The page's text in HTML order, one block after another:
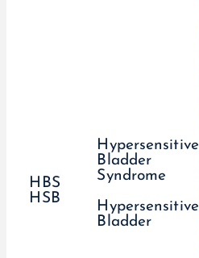
HBS
HSB
Hypersensitive
Bladder
Syndrome
Hypersensitive
Bladder